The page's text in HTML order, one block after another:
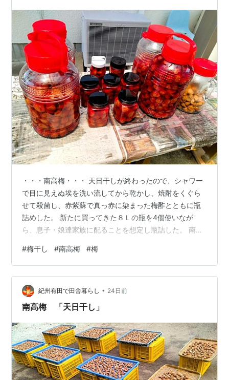
・・・南高梅・・・ 天日干しが終わったので、シャワー
で目に見えぬ埃を洗い流してから乾かし、焼酎をくぐら
せて殺菌し、赤紫蘇で真っ赤に染まった梅酢とともに瓶
詰めした。 新たに買ってきた８Ｌの瓶を4個使いなが
ら、息子・娘達家族に配ることを想定し瓶詰した。 南高
な梅干しもあった。南高梅を40ｋｇも漬けたのは初めて
だったので、気分ウキウキで瓶詰した。 動噴での薬剤散
布作業や収穫後のヘタ取り作業など、しんどかった作業
を頑張ったからこそのご褒美だと思っている。 ・・・昔
ながらの梅（大梅）・・・ 南高梅の天日干しが終わった
#梅干し #南高梅 #梅
紀州有田で田舎暮らし • 24日前
南高梅 「天日干し」